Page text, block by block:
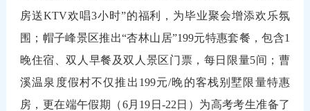
房送KTV欢唱3小时”的福利，为毕业聚会增添欢乐氛
围；帽子峰景区推出“杏林山居”199元特惠套餐，包含1
晚住宿、双人早餐及双人景区门票，每日限量5间；曹
溪温泉度假村不仅推出199元/晚的客栈别墅限量特惠
房，更在端午假期（6月19日-22日）为高考考生准备了